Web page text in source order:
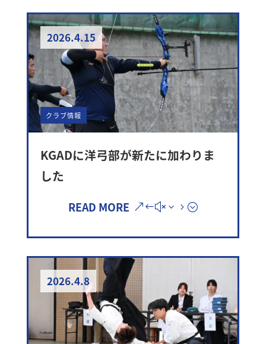
2026.4.15
クラブ情報
KGADに洋弓部が新たに加わりま
した
READ MORE
2026.4.8